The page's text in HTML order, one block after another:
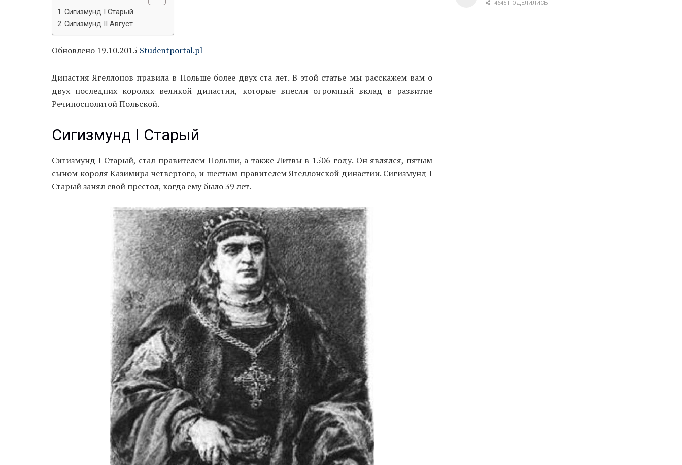
Сигизмунд I Старый
Сигизмунд II Август
Обновлено 19.10.2015 Studentportal.pl
Династия Ягеллонов правила в Польше более двух ста лет. В этой статье мы расскажем вам о
двух последних королях великой династии, которые внесли огромный вклад в развитие
Речипосполитой Польской.
Сигизмунд I Старый
Сигизмунд I Старый, стал правителем Польши, а также Литвы в 1506 году. Он являлся, пятым
сыном короля Казимира четвертого, и шестым правителем Ягеллонской династии. Сигизмунд I
Старый занял свой престол, когда ему было 39 лет.
4645 ПОДЕЛИЛИСЬ